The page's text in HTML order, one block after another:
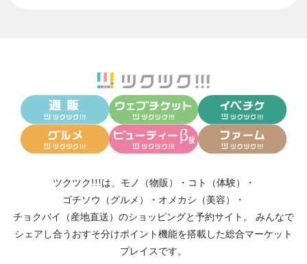
ツクツク!!!は、 モノ（物販） ・ コト（体験）
・
ゴチソウ（グルメ）
・ オメカシ（美容）
・
チョクバイ（産地直送） のショッピングと予約サイト。
みんなで
シェアし合う おすそ分けポイント機能を搭載した総合マーケット
プレイスです。